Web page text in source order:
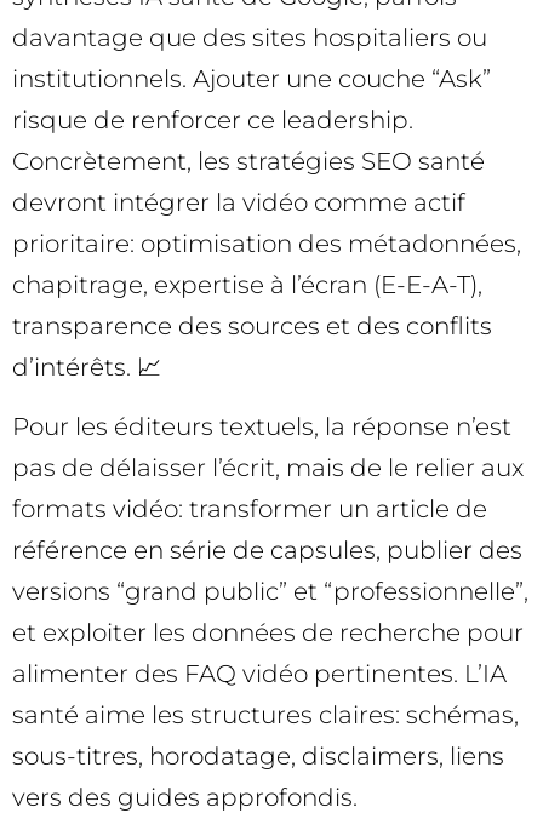
davantage que des sites hospitaliers ou
institutionnels. Ajouter une couche “Ask”
risque de renforcer ce leadership.
Concrètement, les stratégies SEO santé
devront intégrer la vidéo comme actif
prioritaire: optimisation des métadonnées,
chapitrage, expertise à l’écran (E-E-A-T),
transparence des sources et des conflits
d’intérêts. 📈
Pour les éditeurs textuels, la réponse n’est
pas de délaisser l’écrit, mais de le relier aux
formats vidéo: transformer un article de
référence en série de capsules, publier des
versions “grand public” et “professionnelle”,
et exploiter les données de recherche pour
alimenter des FAQ vidéo pertinentes. L’IA
santé aime les structures claires: schémas,
sous-titres, horodatage, disclaimers, liens
vers des guides approfondis.